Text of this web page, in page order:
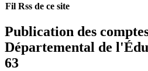
Fil Rss de ce site
Publication des
Départemental de
63